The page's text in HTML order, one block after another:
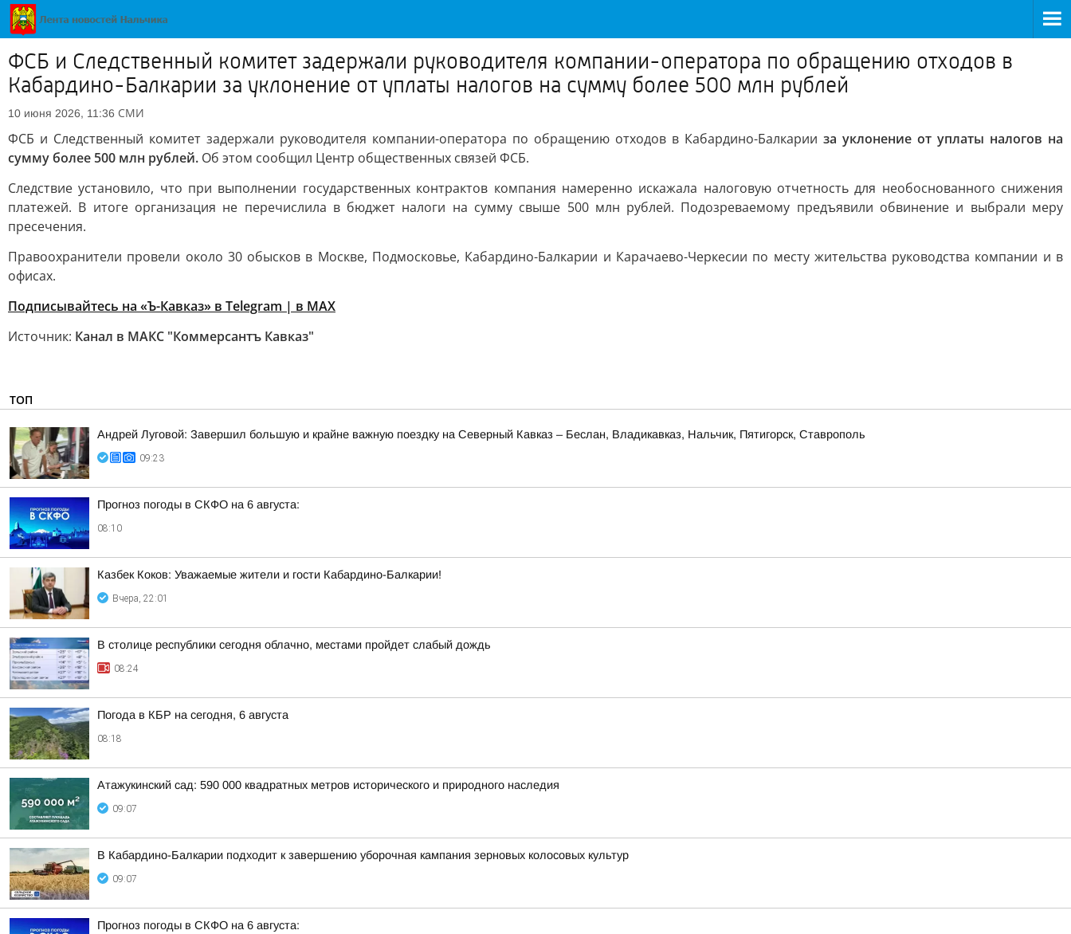
ФСБ и Следственный комитет задержали руководителя компании-оператора по обращению отходов в
Кабардино-Балкарии за уклонение от уплаты налогов на сумму более 500 млн рублей
10 июня 2026, 11:36 СМИ
ФСБ и Следственный комитет задержали руководителя компании-оператора по обращению отходов в Кабардино-Балкарии за уклонение от уплаты налогов на
сумму более 500 млн рублей. Об этом сообщил Центр общественных связей ФСБ.
Следствие установило, что при выполнении государственных контрактов компания намеренно искажала налоговую отчетность для необоснованного снижения
платежей. В итоге организация не перечислила в бюджет налоги на сумму свыше 500 млн рублей. Подозреваемому предъявили обвинение и выбрали меру
пресечения.
Правоохранители провели около 30 обысков в Москве, Подмосковье, Кабардино-Балкарии и Карачаево-Черкесии по месту жительства руководства компании и в
офисах.
Подписывайтесь на «Ъ-Кавказ» в Telegram | в MAX
Источник: Канал в МАКС "Коммерсантъ Кавказ"
ТОП
Андрей Луговой: Завершил большую и крайне важную поездку на Северный Кавказ – Беслан, Владикавказ, Нальчик, Пятигорск, Ставрополь
09:23
Прогноз погоды в СКФО на 6 августа:
08:10
Казбек Коков: Уважаемые жители и гости Кабардино-Балкарии!
Вчера, 22:01
В столице республики сегодня облачно, местами пройдет слабый дождь
08:24
Погода в КБР на сегодня, 6 августа
08:18
Атажукинский сад: 590 000 квадратных метров исторического и природного наследия
09:07
В Кабардино-Балкарии подходит к завершению уборочная кампания зерновых колосовых культур
09:07
Прогноз погоды в СКФО на 6 августа: